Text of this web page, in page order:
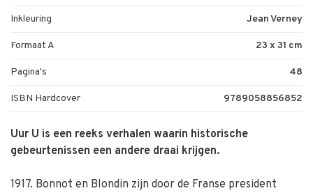
Inkleuring Jean Verney
Formaat A 23 x 31 cm
Pagina's 48
ISBN Hardcover 9789058856852
Uur U is een reeks verhalen waarin historische
gebeurtenissen een andere draai krijgen.
1917. Bonnot en Blondin zijn door de Franse president